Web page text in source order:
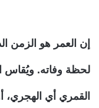
إن العمر هو الزمن
لحظة وفاته. ويُقاس
القمري أي الهجري،